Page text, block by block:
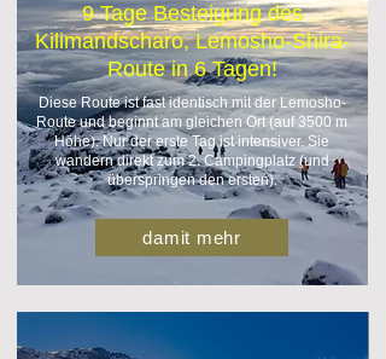
9 Tage Besteigung des
Kilimandscharo, Lemosho-Shira-
Route in 6 Tagen!
Diese Route ist fast identisch mit der Lemosho-
Route und beginnt am gleichen Ort (auf 3500 m
Höhe). Nur der erste Tag ist intensiver. Sie
wandern direkt zum 2. Campingplatz (und
überspringen den ersten).
damit mehr